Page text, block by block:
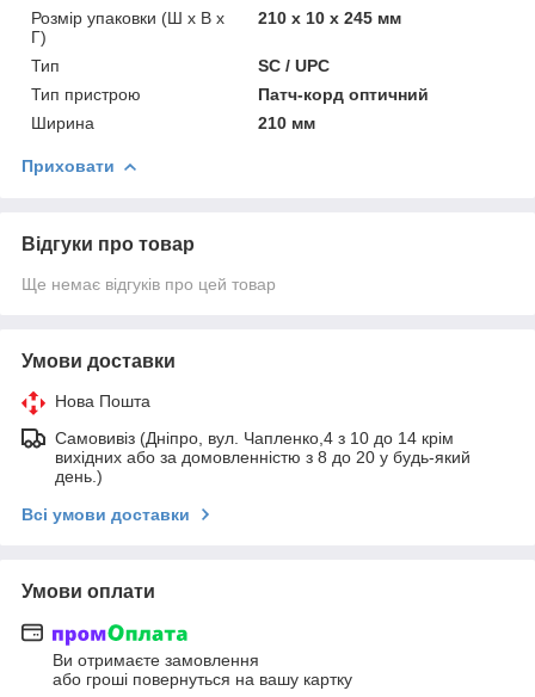
Розмір упаковки (Ш х В х
Г)
210 x 10 x 245 мм
Тип
SC / UPC
Тип пристрою
Патч-корд оптичний
Ширина
210 мм
Приховати
Відгуки про товар
Ще немає відгуків про цей товар
Умови доставки
Нова Пошта
Самовивіз (Дніпро, вул. Чапленко,4 з 10 до 14 крім
вихідних або за домовленністю з 8 до 20 у будь-який
день.)
Всі умови доставки
Умови оплати
Ви отримаєте замовлення
або гроші повернуться на вашу картку